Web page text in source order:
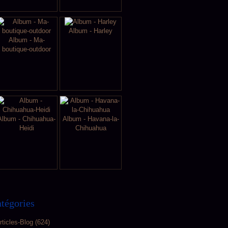
Album - Ma-
boutique-outdoor
Album - Harley
- Chihuahua-
Heidi
Album - Havana-la-
Chihuahua
Blog (624)